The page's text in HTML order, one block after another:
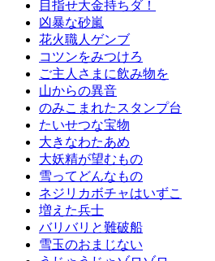
目指せ大金持ちダ！
凶暴な砂嵐
花火職人ゲンブ
コツンをみつけろ
ご主人さまに飲み物を
山からの異音
のみこまれたスタンプ台
たいせつな宝物
大きなわたあめ
大妖精が望むもの
雪ってどんなもの
ネジリカボチャはいずこ
増えた兵士
バリバリと難破船
雪玉のおまじない